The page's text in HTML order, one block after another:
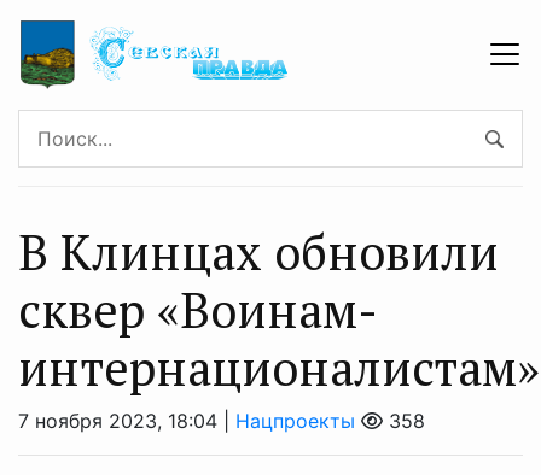
В Клинцах обновили
сквер «Воинам-
интернационалистам»
7 ноября 2023, 18:04 | Нацпроекты 358